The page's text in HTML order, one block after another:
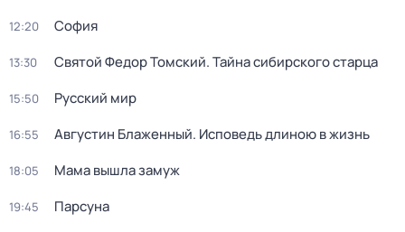
12:20 София
13:30 Святой Федор Томский. Тайна сибирского старца
15:50 Русский мир
16:55 Августин Блаженный. Исповедь длиною в жизнь
18:05 Мама вышла замуж
19:45 Парcyна